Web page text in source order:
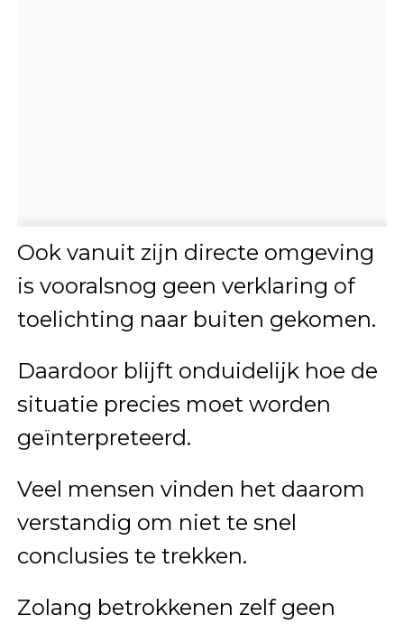
Ook vanuit zijn directe omgeving
is vooralsnog geen verklaring of
toelichting naar buiten gekomen.
Daardoor blijft onduidelijk hoe de
situatie precies moet worden
geïnterpreteerd.
Veel mensen vinden het daarom
verstandig om niet te snel
conclusies te trekken.
Zolang betrokkenen zelf geen